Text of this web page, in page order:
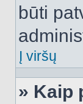
būti
Į viršų
» Kaip